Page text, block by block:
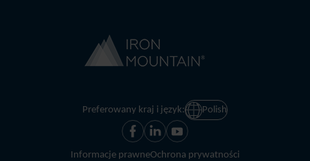
Preferowany kraj i język: Polish
Informacje prawneOchrona prywatności